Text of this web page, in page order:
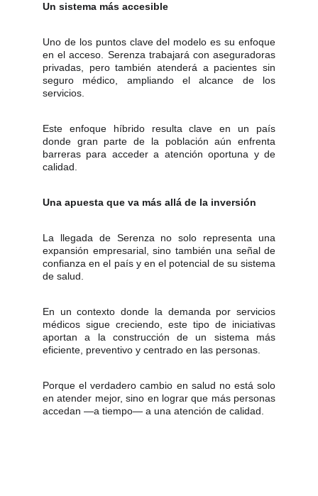
Un sistema más accesible
Uno de los puntos clave del modelo es su enfoque
en el acceso. Serenza trabajará con aseguradoras
privadas, pero también atenderá a pacientes sin
seguro médico, ampliando el alcance de los
servicios.
Este enfoque híbrido resulta clave en un país
donde gran parte de la población aún enfrenta
barreras para acceder a atención oportuna y de
calidad.
Una apuesta que va más allá de la inversión
La llegada de Serenza no solo representa una
expansión empresarial, sino también una señal de
confianza en el país y en el potencial de su sistema
de salud.
En un contexto donde la demanda por servicios
médicos sigue creciendo, este tipo de iniciativas
aportan a la construcción de un sistema más
eficiente, preventivo y centrado en las personas.
Porque el verdadero cambio en salud no está solo
en atender mejor, sino en lograr que más personas
accedan —a tiempo— a una atención de calidad.